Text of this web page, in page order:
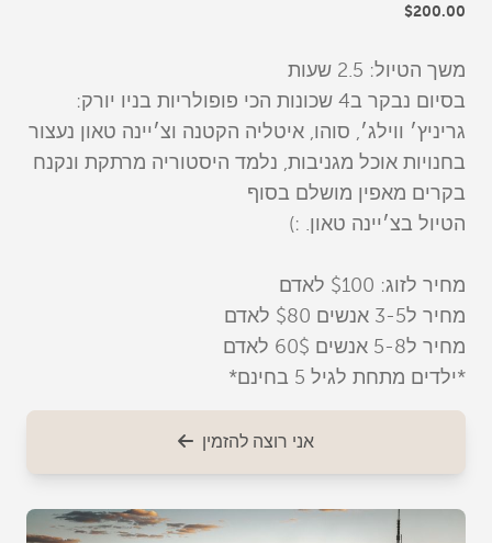
$200.00
משך הטיול: 2.5 שעות
בסיום נבקר ב4 שכונות הכי פופולריות בניו יורק:
גריניץ׳ ווילג׳, סוהו, איטליה הקטנה וצ׳יינה טאון נעצור
בחנויות אוכל מגניבות, נלמד היסטוריה מרתקת ונקנח
בקרים מאפין מושלם בסוף
הטיול בצ׳יינה טאון. :)
מחיר לזוג: $100 לאדם
מחיר ל3-5 אנשים $80 לאדם
מחיר ל5-8 אנשים 60$ לאדם
*ילדים מתחת לגיל 5 בחינם*
אני רוצה להזמין